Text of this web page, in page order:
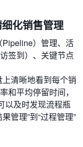
化销售管理
Pipeline）管理、活
签到）、关键节点
清晰地看到每个销
和平均停留时间，
以及时发现流程瓶
管理”到“过程管理”